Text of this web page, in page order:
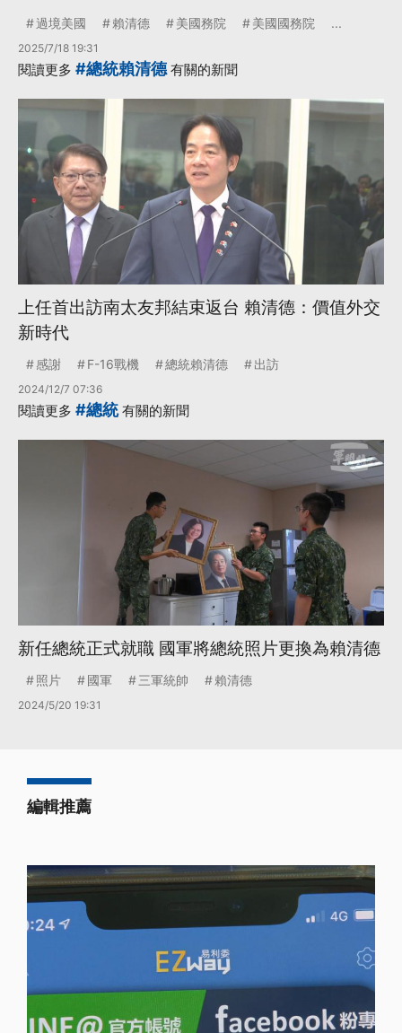
過境美國 賴清德 美國務院 美國國務院 ...
2025/7/18 19:31
閱讀更多 #總統賴清德有關的新聞
上任首出訪南太友邦結束返台 賴清德：價值外交
新時代
感謝 F-16戰機 總統賴清德 出訪
2024/12/7 07:36
閱讀更多 #總統有關的新聞
新任總統正式就職 國軍將總統照片更換為賴清德
照片 國軍 三軍統帥 賴清德
2024/5/20 19:31
編輯推薦